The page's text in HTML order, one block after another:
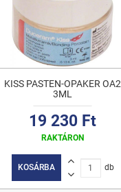
KISS PASTEN-OPAKER OA2
3ML
19 230 Ft
RAKTÁRON
KOSÁRBA db